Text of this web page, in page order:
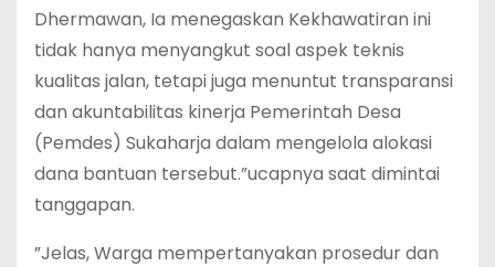
Dhermawan, Ia menegaskan Kekhawatiran ini
tidak hanya menyangkut soal aspek teknis
kualitas jalan, tetapi juga menuntut transparansi
dan akuntabilitas kinerja Pemerintah Desa
(Pemdes) Sukaharja dalam mengelola alokasi
dana bantuan tersebut.”ucapnya saat dimintai
tanggapan.
‎”Jelas, Warga mempertanyakan prosedur dan